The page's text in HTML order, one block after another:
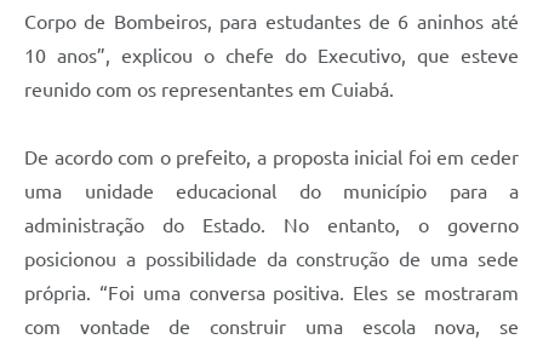
Corpo de Bombeiros, para estudantes de 6 aninhos até
10 anos”, explicou o chefe do Executivo, que esteve
reunido com os representantes em Cuiabá.
De acordo com o prefeito, a proposta inicial foi em ceder
uma unidade educacional do município para a
administração do Estado. No entanto, o governo
posicionou a possibilidade da construção de uma sede
própria. “Foi uma conversa positiva. Eles se mostraram
com vontade de construir uma escola nova, se